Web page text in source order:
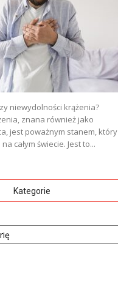
niewydolności krążenia?
znana również jako
jest poważnym stanem, który
całym świecie. Jest to...
Kategorie